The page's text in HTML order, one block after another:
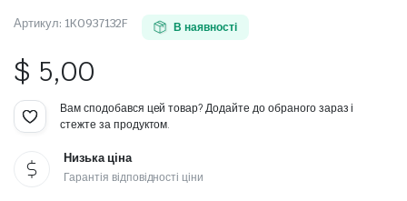
Артикул: 1K0937132F В наявності
$ 5,00
Вам сподобався цей товар? Додайте до обраного зараз і
стежте за продуктом.
Низька ціна
Гарантія відповідності ціни